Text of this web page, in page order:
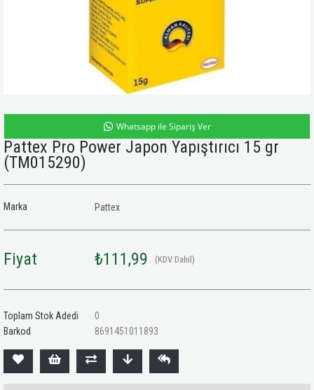
Whatsapp ile Sipariş Ver
Pattex Pro Power Japon Yapıştırıcı 15 gr
(TM015290)
Marka Pattex
Fiyat ₺111,99 (KDV Dahil)
Toplam Stok Adedi
0
Barkod
8691451011893